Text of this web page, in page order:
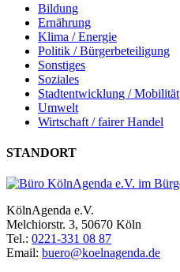
Bildung
Ernährung
Klima / Energie
Politik / Bürgerbeteiligung
Sonstiges
Soziales
Stadtentwicklung / Mobilität
Umwelt
Wirtschaft / fairer Handel
STANDORT
KölnAgenda e.V.
Melchiorstr. 3, 50670 Köln
Tel.: 0221-331 08 87
Email: buero@koelnagenda.de